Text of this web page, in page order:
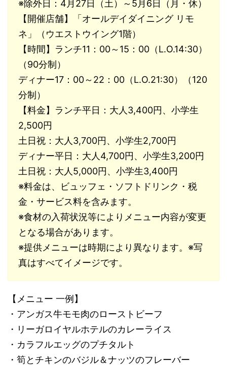
※除外日：4月27日（土）～5月6日（月・休）
【開催店舗】「オールデイダイニング リモ
ネ」（ウエストウイング1階）
【時間】ランチ11：00～15：00（L.O.14:30）
（90分制）
ディナー17：00～22：00（L.O.21:30）（120
分制）
【料金】ランチ平日：大人3,400円、小学生
2,500円
土日祝：大人3,700円、小学生2,700円
ディナー平日：大人4,700円、小学生3,200円
土日祝：大人5,000円、小学生3,400円
※料金は、ビュッフェ・ソフトドリンク・税
金・サービス料を含みます。
※食材の入荷状況等によりメニュー内容が変更
となる場合があります。
※提供メニューは時期により異なります。※写
真はすべてイメージです。
【メニュー 一例】
・アンガス牛モモ肉のローストビーフ
・リーガロイヤルホテルのカレーライス
・カラフルエッグのプチタルト
・筍とチキンのバジル＆ナッツのフレーバー